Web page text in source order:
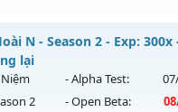
NẠP - TẶNG 5M WC+SET
2026 - Mở máy chủ
vào 13h ngày 29/07/2626
N - Season 2 - Exp: 300x
lại
- Alpha Test:
2 - Open Beta: